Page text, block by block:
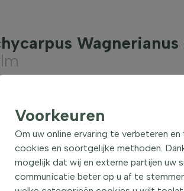
Wagnerianus
ook wel de wagnerpalm genoemd en is
aan uw tuin geeft. Deze palmboom
geschikt voor het Nederlandse
zowel in de zon als in de halfschaduw
Trachycarpus
voor het Nederlandse klimaat,
zone 6b).
Voorkeuren
Om uw online ervaring te verbeteren
cookies en soortgelijke methoden.
mogelijk dat wij en externe partijen uw
communicatie beter op u af te